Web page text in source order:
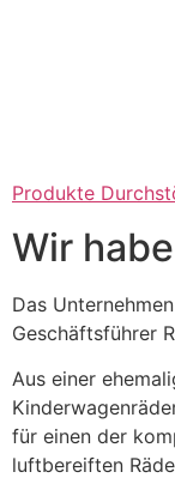
Produkte
Wir
Das
Geschäftsführer
Aus einer
für einen der
luftbereiften